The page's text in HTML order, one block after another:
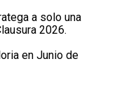
a solo una
2026.
en Junio de